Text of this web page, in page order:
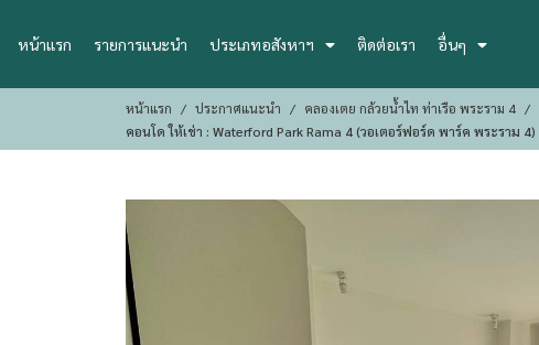
หน้าแรก รายการแนะนำ ประเภทอสังหาฯ ติดต่อเรา อื่นๆ
หน้าแรก ประกาศแนะนำ คลองเตย กล้วยน้ำไท ท่าเรือ พระราม 4